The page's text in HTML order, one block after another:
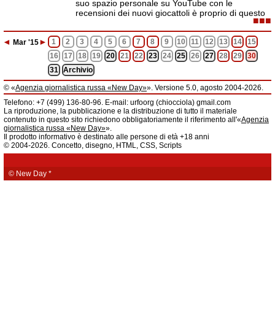
suo spazio personale su YouTube con le
recensioni dei nuovi giocattoli è proprio di questo
■■■
◄ Mar '15► 1 2 3 4 5 6 7 8 9 10 11 12 13 14
15
16
17 18 19 20 21 22 23 24 25 26 27 28 29
30
31
Archivio
© «Agenzia giornalistica russa «New Day»». Versione 5.0, agosto 2004-2026.
Informazioni
Agenzia giornalistica russa «New Day» registrata dal Servizio federale di
telecomunicazioni, tecnologie informatiche e mass media della Federazione
Russa. Certificato di registrazione dei mass media: EL № FS 77 - 61044 del 5
marzo 2015.
Fondatore: «New Day» S.r.l., indirizzo di redazione: 620014, città di
Ekaterinburgo, via Radišev, pal.6, scala «А», uff. 1104.
fornisce informazioni.
Telefono: +7 (499) 136-80-96. E-mail: urfoorg (chiocciola) gmail.com
La riproduzione, la pubblicazione e la distribuzione di tutto il materiale
contenuto in questo sito richiedono obbligatoriamente il riferimento all'«Agenzia
giornalistica russa «New Day»».
Il prodotto informativo è destinato alle persone di età +18 anni
© 2004-2026. Concetto, disegno, HTML, CSS, Scripts
© New Day *